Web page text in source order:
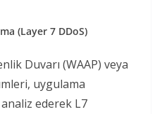
(Layer 7 DDoS)
Duvarı (WAAP) veya
uygulama
ederek L7